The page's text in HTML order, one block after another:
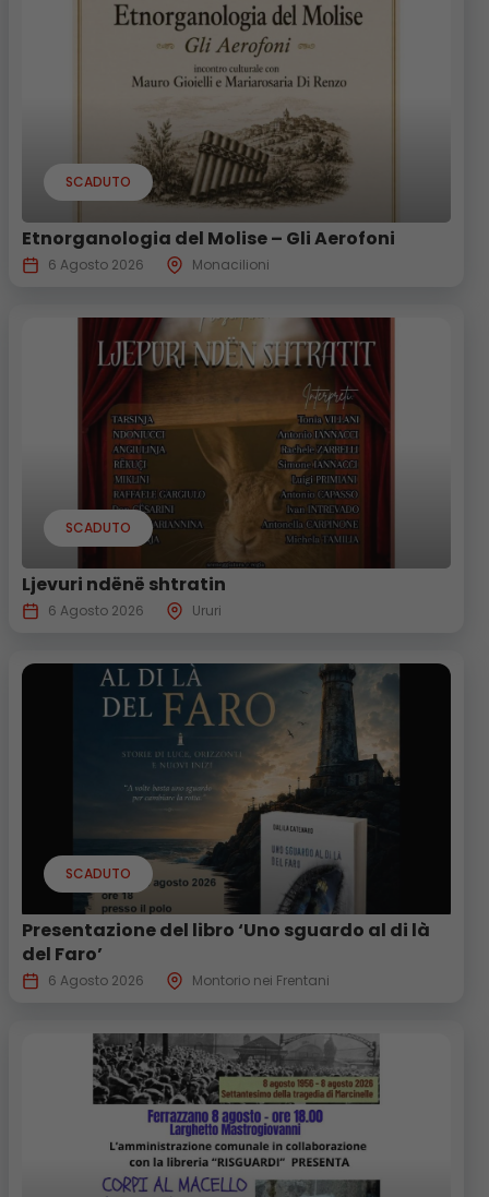
SCADUTO
Etnorganologia del Molise – Gli Aerofoni
6 Agosto 2026 Monacilioni
SCADUTO
Ljevuri ndënë shtratin
6 Agosto 2026 Ururi
SCADUTO
Presentazione del libro ‘Uno sguardo al di là
del Faro’
6 Agosto 2026 Montorio nei Frentani